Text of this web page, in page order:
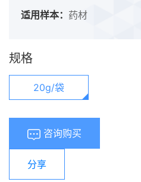
适用样本： 药材
规格
20g/袋
咨询购买
分享